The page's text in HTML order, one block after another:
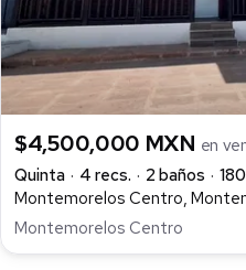
$4,500,000 MXN en
Quinta
4 recs. 2 baños
Montemorelos Centro,
Montemorelos Centro